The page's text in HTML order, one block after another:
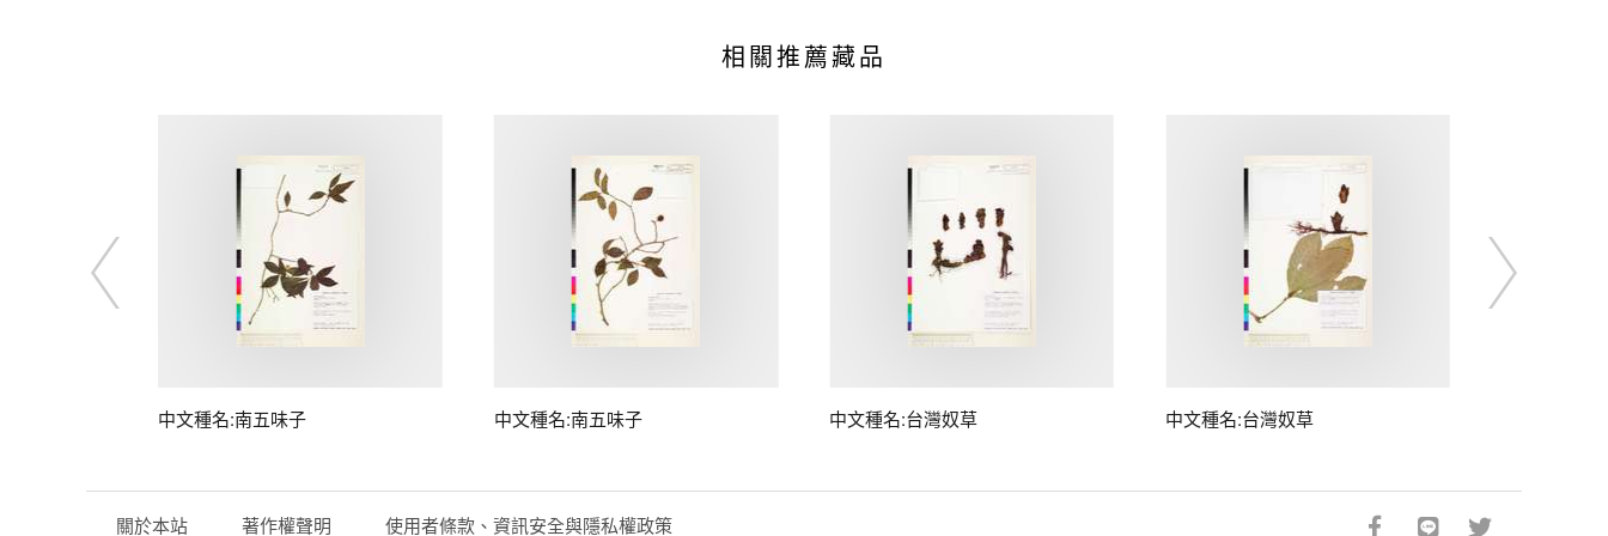
相關推薦藏品
中文種名:南五味子 中文種名:南五味子 中文種名:台灣奴草 中文種名:台灣奴草
關於本站 著作權聲明 使用者條款、資訊安全與隱私權政策